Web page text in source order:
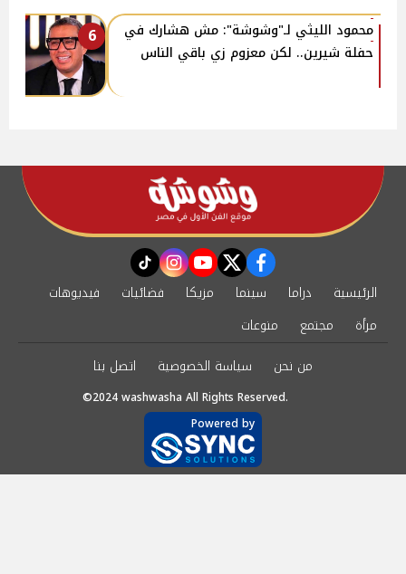
6
محمود الليثي لـ"وشوشة": مش هشارك في
حفلة شيرين.. لكن معزوم زي باقي الناس
facebook
twitter
youtube
instagram
tiktok
الرئيسية دراما سينما مزيكا فضائيات
فيديوهات
مرأة
مجتمع
منوعات
من نحن
سياسة الخصوصية اتصل بنا
©2024 washwasha All Rights Reserved.
Powered by